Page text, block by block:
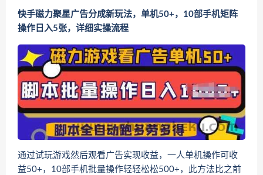
快手磁力聚星广告分成新玩法，单机50+，10部手机矩阵
操作日入5张，详细实操流程
通过试玩游戏然后观看广告实现收益，一人单机操作可收
益50+，10部手机批量操作轻轻松松500+，此方法比之前